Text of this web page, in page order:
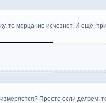
то мерцание исчезнет. И ещё:
Просто если делэем,